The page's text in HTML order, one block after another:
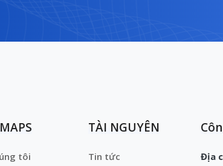
tôi
TÀI NGUYÊN
Tin tức
Địa